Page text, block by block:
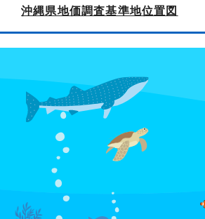
沖縄県地価調査基準地位置図